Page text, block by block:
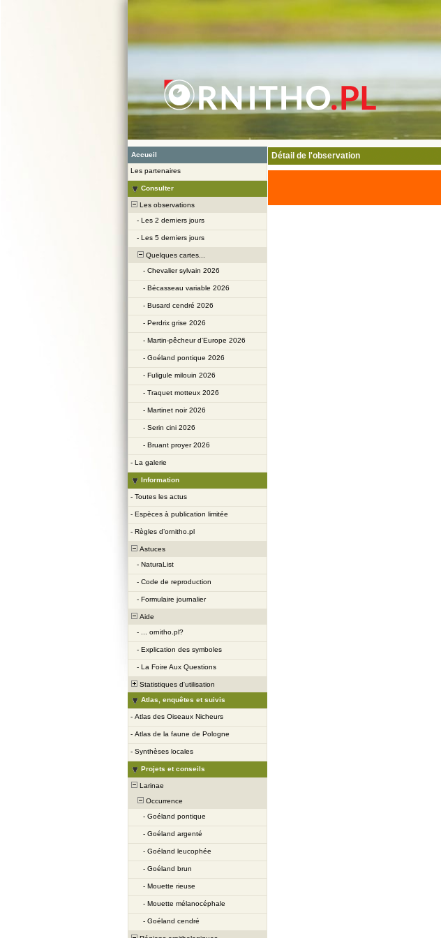
Accueil
Les partenaires
Consulter
Les observations
- Les 2 derniers jours
- Les 5 derniers jours
Quelques cartes...
- Chevalier sylvain 2026
- Bécasseau variable 2026
- Busard cendré 2026
- Perdrix grise 2026
- Martin-pêcheur d'Europe 2026
- Goéland pontique 2026
- Fuligule milouin 2026
- Traquet motteux 2026
- Martinet noir 2026
- Serin cini 2026
- Bruant proyer 2026
- La galerie
Information
- Toutes les actus
- Espèces à publication limitée
- Règles d’ornitho.pl
Astuces
- NaturaList
- Code de reproduction
- Formulaire journalier
Aide
-
... ornitho.pl?
- Explication des symboles
- La Foire Aux Questions
Statistiques d'utilisation
Atlas, enquêtes et suivis
- Atlas des Oiseaux Nicheurs
- Atlas de la faune de Pologne
- Synthèses locales
Projets et conseils
Larinae
Occurrence
- Goéland pontique
- Goéland argenté
- Goéland leucophée
- Goéland brun
- Mouette rieuse
- Mouette mélanocéphale
- Goéland cendré
Détail de l'observation